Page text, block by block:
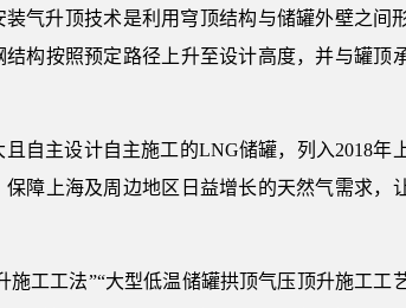
气升顶技术是利用穹顶结构与储罐外壁之间
构按照预定路径上升至设计高度，并与罐顶
自主设计自主施工的LNG储罐，列入2018年
障上海及周边地区日益增长的天然气需求，
工工法”“大型低温储罐拱顶气压顶升施工工